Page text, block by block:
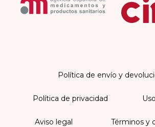
Política de envío y
Política de privacidad
Aviso legal Términos y